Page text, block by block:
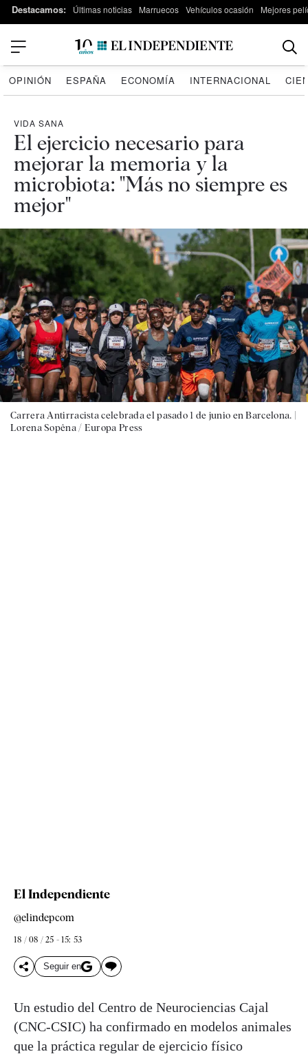
Destacamos: Últimas noticias Marruecos Vehículos ocasión Mejores
OPINIÓN ESPAÑA ECONOMÍA INTERNACIONAL
VIDA SANA
El ejercicio necesario para
mejorar la memoria y la
microbiota: "Más no siempre es
mejor"
Carrera Antirracista celebrada el pasado 1 de junio en Barcelona. |
Lorena Sopêna / Europa Press
El Independiente
@elindepcom
18 / 08 / 25 - 15: 53
Seguir en
Un estudio del Centro de Neurociencias Cajal
(CNC-CSIC) ha confirmado en modelos animales
que la práctica regular de ejercicio físico